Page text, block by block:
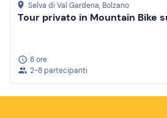
Selva di Val Gardena, Bolzano
Tour privato in Mountain Bike
8 ore
2-8 partecipanti